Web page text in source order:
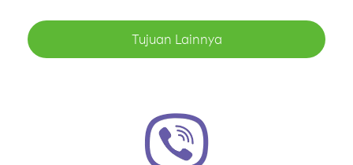
Tujuan Lainnya